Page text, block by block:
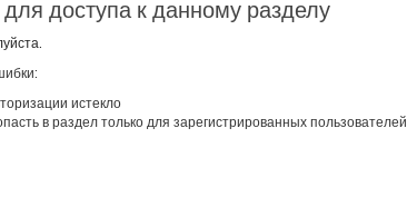
доступа к данному разделу
истекло
в раздел только для зарегистрированных пользователей